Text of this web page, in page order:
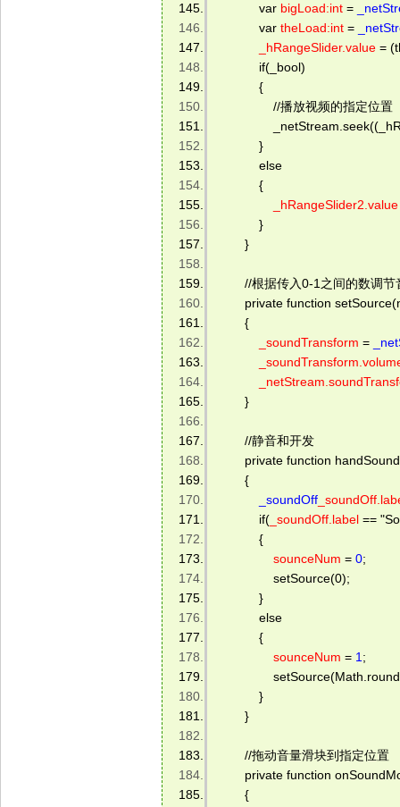
var bigLoad:int =
var theLoad:int =
_hRangeSlider.value =
if(_bool)
{
//播放视频的指定位置
}
else
{
_hRangeSlider2.value
}
}
//根据传入0-1之间的数调节
private function
{
_soundTransform =
}
//静音和开发
private function
{
_soundOff
if( _soundOff.label ==
{
sounceNum = 0;
setSource(0);
}
else
{
sounceNum = 1 ;
}
}
//拖动音量滑块到指定位置
private function
{